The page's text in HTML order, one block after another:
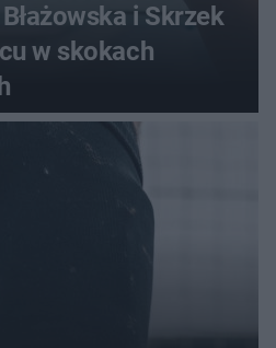
i Skrzek
w skokach